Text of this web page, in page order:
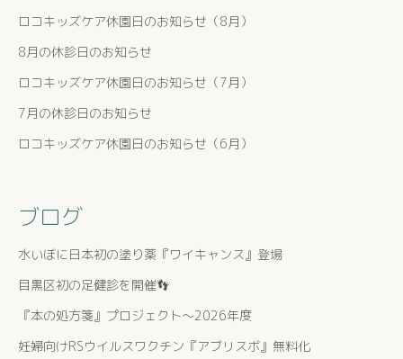
ロコキッズケア休園日のお知らせ（8月）
8月の休診日のお知らせ
ロコキッズケア休園日のお知らせ（7月）
7月の休診日のお知らせ
ロコキッズケア休園日のお知らせ（6月）
ブログ
水いぼに日本初の塗り薬『ワイキャンス』登場
目黒区初の足健診を開催👣
『本の処方箋』プロジェクト〜2026年度
妊婦向けRSウイルスワクチン『アブリスボ』無料化